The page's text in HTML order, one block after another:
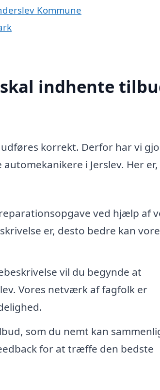
Kommune
indhente
korrekt. Derfor har vi
i Jerslev. Her er,
ved hjælp af
er, desto bedre kan
vil du begynde at
Vores netværk af fagfolk er
som du nemt kan
for at træffe den bedste